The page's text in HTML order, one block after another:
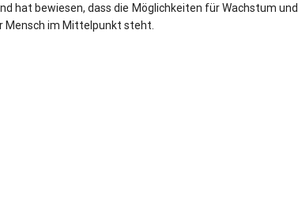
hat bewiesen, dass die Möglichkeiten für Wachstum und
Mensch im Mittelpunkt steht.